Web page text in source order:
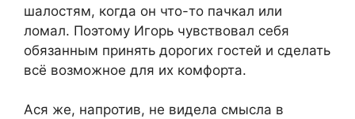
шалостям, когда он что-то пачкал или
ломал. Поэтому Игорь чувствовал себя
обязанным принять дорогих гостей и сделать
всё возможное для их комфорта.
Ася же, напротив, не видела смысла в